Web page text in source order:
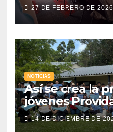
27 DE FEBRERO DE 2026
NOTICIAS
Así se crea la
jóvenes
14 DE DICIEMBRE DE